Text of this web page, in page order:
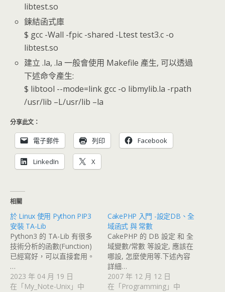
libtest.so
鍊結函式庫
$ gcc -Wall -fpic -shared -Ltest test3.c -o
libtest.so
建立 .la, .la 一般會使用 Makefile 產生, 可以透過
下述命令產生:
$ libtool --mode=link gcc -o libmylib.la -rpath
/usr/lib –L/usr/lib –la
分享此文：
電子郵件 列印 Facebook
LinkedIn X
相關
於 Linux 使用 Python PIP3
安裝 TA-Lib
Python3 的 TA-Lib 有很多
技術分析的函數(Function)
已經寫好，可以直接套用。
…
2023 年 04 月 19 日
在「My_Note-Unix」中
CakePHP 入門 -設定DB、全
域函式 與 常數
CakePHP 的 DB 設定 和 全
域變數/常數 等設定, 應該在
哪設, 怎麼使用等.下述內容
詳細…
2007 年 12 月 12 日
在「Programming」中